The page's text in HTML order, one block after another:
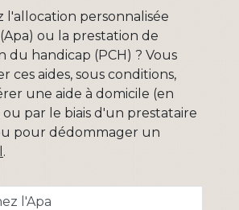
l'allocation personnalisée
ou la prestation de
du handicap (PCH) ? Vous
ces aides, sous conditions,
une aide à domicile (en
par le biais d'un prestataire
pour dédommager un
.
l'Apa